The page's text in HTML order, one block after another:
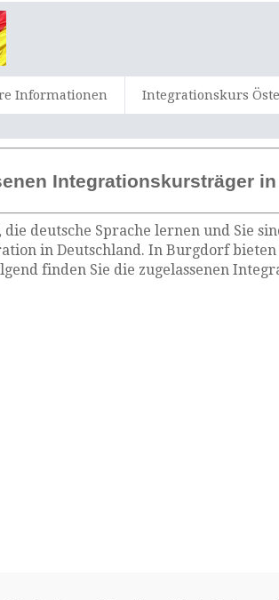
Informationen Integrationskurs
Integrationskursträger
deutsche Sprache lernen und Sie
in Deutschland. In Burgdorf
finden Sie die zugelassenen